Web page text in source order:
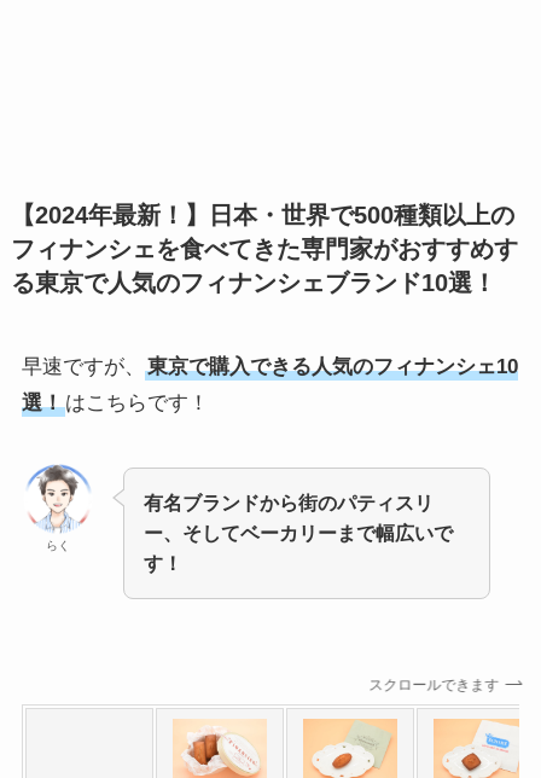
【2024年最新！】日本・世界で500種類以上の
フィナンシェを食べてきた専門家がおすすめす
る東京で人気のフィナンシェブランド10選！
早速ですが、
東京で購入できる人気のフィナンシェ10
選！はこちらです！
らく
有名ブランドから街のパティスリ
ー、そしてベーカリーまで幅広いで
す！
スクロールできます